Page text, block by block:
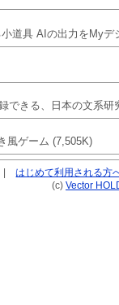
道具 AIの出力をMy
できる、日本の文系
風ゲーム (7,505K)
|はじめて利用される方
(c) Vector